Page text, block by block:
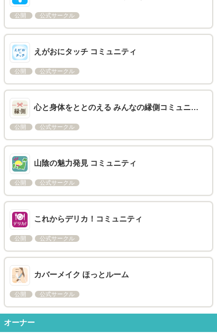
公開 公式サークル
えがおにタッチ コミュニティ
公開 公式サークル
心と身体をととのえる みんなの縁側コミュニ…
公開 公式サークル
山陰の魅力発見 コミュニティ
公開 公式サークル
これからデリカ！コミュニティ
公開 公式サークル
カバーメイク ほっとルーム
公開 公式サークル
オーナー